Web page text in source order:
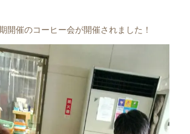
開催のコーヒー会が開催されました！